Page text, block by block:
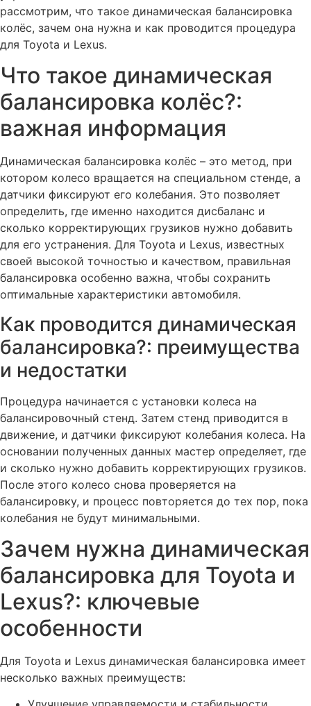
рассмотрим, что такое динамическая балансировка
колёс, зачем она нужна и как проводится процедура
для Toyota и Lexus.
Что такое динамическая
балансировка колёс?:
важная информация
Динамическая балансировка колёс – это метод, при
котором колесо вращается на специальном стенде, а
датчики фиксируют его колебания. Это позволяет
определить, где именно находится дисбаланс и
сколько корректирующих грузиков нужно добавить
для его устранения. Для Toyota и Lexus, известных
своей высокой точностью и качеством, правильная
балансировка особенно важна, чтобы сохранить
оптимальные характеристики автомобиля.
Как проводится динамическая
балансировка?: преимущества
и недостатки
Процедура начинается с установки колеса на
балансировочный стенд. Затем стенд приводится в
движение, и датчики фиксируют колебания колеса. На
основании полученных данных мастер определяет, где
и сколько нужно добавить корректирующих грузиков.
После этого колесо снова проверяется на
балансировку, и процесс повторяется до тех пор, пока
колебания не будут минимальными.
Зачем нужна динамическая
балансировка для Toyota и
Lexus?: ключевые
особенности
Для Toyota и Lexus динамическая балансировка имеет
несколько важных преимуществ: